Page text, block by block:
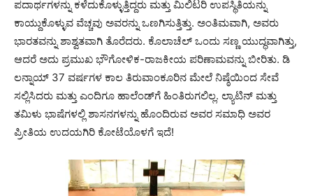
ಪದಾರ್ಥಗಳನ್ನು ಕಳೆದುಕೊಳ್ಳುತ್ತಿದ್ದರು ಮತ್ತು ಮಿಲಿಟರಿ ಉಪಸ್ಥಿತಿಯನ್ನು
ಕಾಯ್ದುಕೊಳ್ಳುವ ವೆಚ್ಚವು ಅವರನ್ನು ಒಣಗಿಸುತ್ತಿತ್ತು. ಅಂತಿಮವಾಗಿ, ಅವರು
ಭಾರತವನ್ನು ಶಾಶ್ವತವಾಗಿ ತೊರೆದರು. ಕೊಲಾಚೆಲ್ ಒಂದು ಸಣ್ಣ ಯುದ್ಧವಾಗಿತ್ತು,
ಆದರೆ ಅದು ಪ್ರಮುಖ ಭೌಗೋಳಿಕ-ರಾಜಕೀಯ ಪರಿಣಾಮವನ್ನು ಬೀರಿತು. ಡಿ
ಲನ್ನಾಯ್ 37 ವರ್ಷಗಳ ಕಾಲ ತಿರುವಾಂಕೂರಿನ ಮೇಲೆ ನಿಷ್ಠೆಯಿಂದ ಸೇವೆ
ಸಲ್ಲಿಸಿದರು ಮತ್ತು ಎಂದಿಗೂ ಹಾಲೆಂಡ್‌ಗೆ ಹಿಂತಿರುಗಲಿಲ್ಲ. ಲ್ಯಾಟಿನ್ ಮತ್ತು
ತಮಿಳು ಭಾಷೆಗಳಲ್ಲಿ ಶಾಸನಗಳನ್ನು ಹೊಂದಿರುವ ಅವರ ಸಮಾಧಿ ಅವರ
ಪ್ರೀತಿಯ ಉದಯಗಿರಿ ಕೋಟೆಯೊಳಗೆ ಇದೆ!